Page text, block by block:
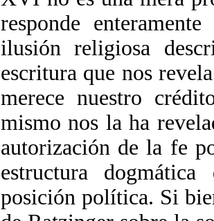
responde
ilusión religiosa
escritura que nos
merece nuestro
mismo nos la ha
autorización de la fe
estructura
posición política. Si